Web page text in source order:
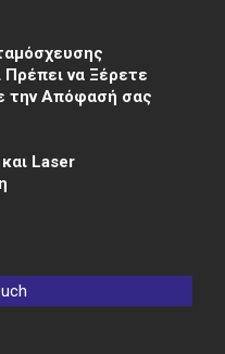
Πρέπει να Ξέρετε
την Απόφασή σας
Laser